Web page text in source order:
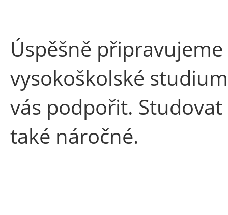
Úspěšně
vysokoškolské
vás podpořit. Studovat
také náročné.